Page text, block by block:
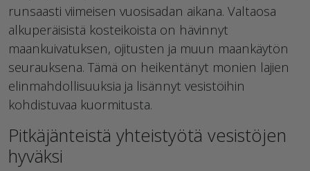
runsaasti viimeisen vuosisadan aikana. Valtaosa
alkuperäisistä kosteikoista on hävinnyt
maankuivatuksen, ojitusten ja muun maankäytön
seurauksena. Tämä on heikentänyt monien lajien
elinmahdollisuuksia ja lisännyt vesistöihin
kohdistuvaa kuormitusta.
Pitkäjänteistä yhteistyötä vesistöjen
hyväksi